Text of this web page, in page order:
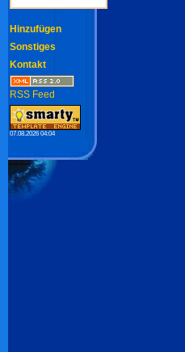
Hinzufügen
Sonstiges
Kontakt
RSS Feed
07.08.2026 04:04